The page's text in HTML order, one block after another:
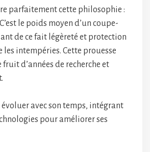
parfaitement cette philosophie :
le poids moyen d’un coupe-
de ce fait légèreté et protection
intempéries. Cette prouesse
d’années de recherche et
évoluer avec son temps, intégrant
pour améliorer ses